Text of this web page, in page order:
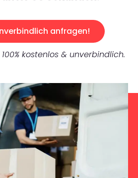
anfragen!
kostenlos & unverbindlich.